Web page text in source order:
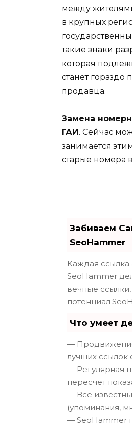
между
в крупных
такие знаки
которая
станет гораздо
продавца.
Замена
ГАИ. Сейчас
занимается
старые номера
Забиваем
SeoHammer
Каждая ссылка
SeoHammer
вечные
потенциал
Что умеет
— Продвижение
лучших ссылок
— Регулярная
пересчет
— Все
(упоминания,
— SeoHammer